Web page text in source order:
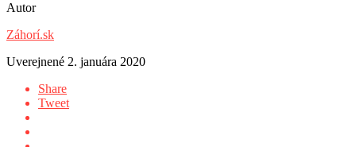
Autor
Záhorí.sk
Uverejnené 2. januára 2020
Share
Tweet